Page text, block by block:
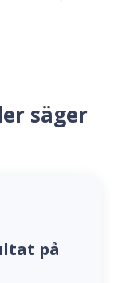
säger
på